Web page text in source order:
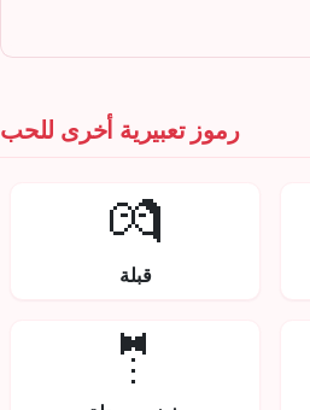
رموز تعبيرية أخرى للحب
💏
قبلة
🤵